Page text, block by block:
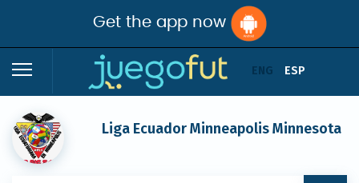
Get the app now
ENG ESP
Liga Ecuador Minneapolis Minnesota